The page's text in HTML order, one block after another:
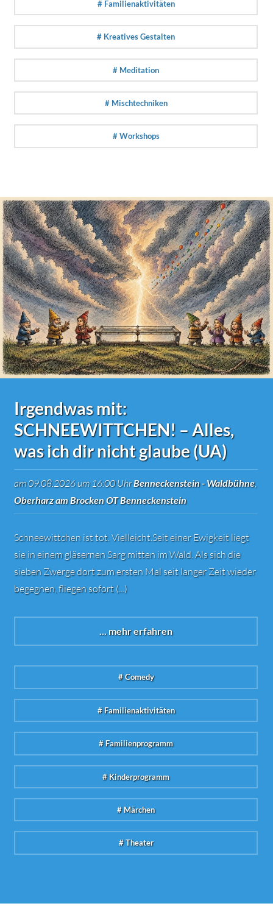
# Familienaktivitäten
# Kreatives Gestalten
# Meditation
# Mischtechniken
# Workshops
Irgendwas mit:
SCHNEEWITTCHEN! – Alles,
was ich dir nicht glaube (UA)
am 09.08.2026 um 16:00 UhrBenneckenstein - Waldbühne,
Oberharz am Brocken OT Benneckenstein
Schneewittchen ist tot. Vielleicht.Seit einer Ewigkeit liegt
sie in einem gläsernen Sarg mitten im Wald. Als sich die
sieben Zwerge dort zum ersten Mal seit langer Zeit wieder
begegnen, fliegen sofort (...)
... mehr erfahren
# Comedy
# Familienaktivitäten
# Familienprogramm
# Kinderprogramm
# Märchen
# Theater